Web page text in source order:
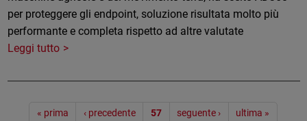
per proteggere gli endpoint, soluzione risultata molto più
performante e completa rispetto ad altre valutate
Leggi tutto
Paginazione
« prima ‹ precedente 57 seguente › ultima »